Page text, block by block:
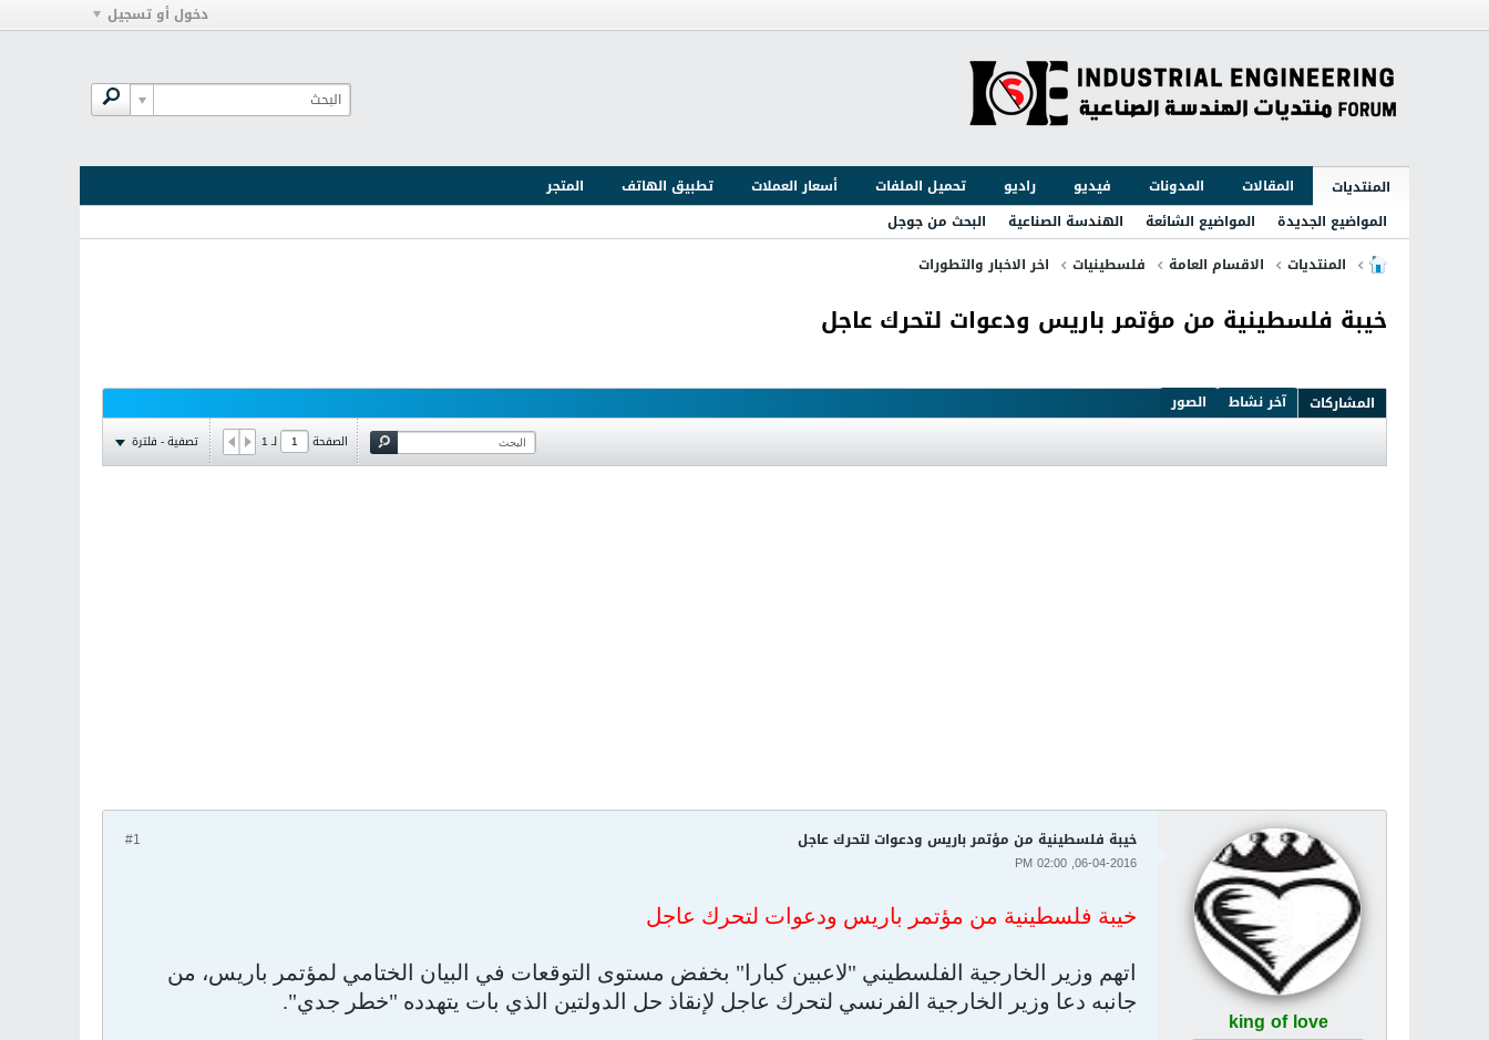
دخول أو تسجيل
المنتديات المقالات المدونات فيديو راديو تحميل الملفات أسعار العملات تطبيق الهاتف
المتجر
المواضيع الجديدة
المواضيع الشائعة الهندسة الصناعية
البحث من جوجل
المنتديات
الاقسام العامة فلسطينيات اخر الاخبار والتطورات
خيبة فلسطينية من مؤتمر باريس ودعوات لتحرك عاجل
المشاركات آخر نشاط الصور
الصفحة لـ1 تصفية - فلترة
king of love
#1 خيبة فلسطينية من مؤتمر باريس ودعوات لتحرك عاجل
06-04-2016, 02:00 PM
خيبة فلسطينية من مؤتمر باريس ودعوات لتحرك عاجل
اتهم وزير الخارجية الفلسطيني "لاعبين كبارا" بخفض مستوى التوقعات في البيان الختامي لمؤتمر باريس، من
جانبه دعا وزير الخارجية الفرنسي لتحرك عاجل لإنقاذ حل الدولتين الذي بات يتهدده "خطر جدي".